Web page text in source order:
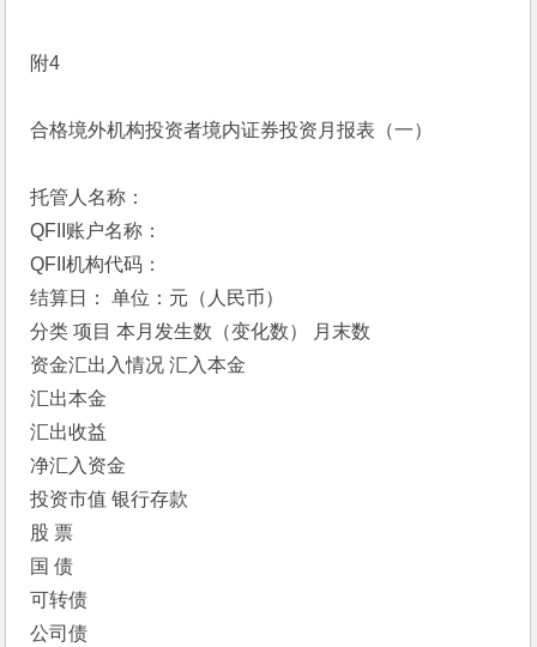
附4
合格境外机构投资者境内证券投资月报表（一）
托管人名称：
QFII账户名称：
QFII机构代码：
结算日： 单位：元（人民币）
分类 项目 本月发生数（变化数） 月末数
资金汇出入情况 汇入本金
汇出本金
汇出收益
净汇入资金
投资市值 银行存款
股 票
国 债
可转债
公司债